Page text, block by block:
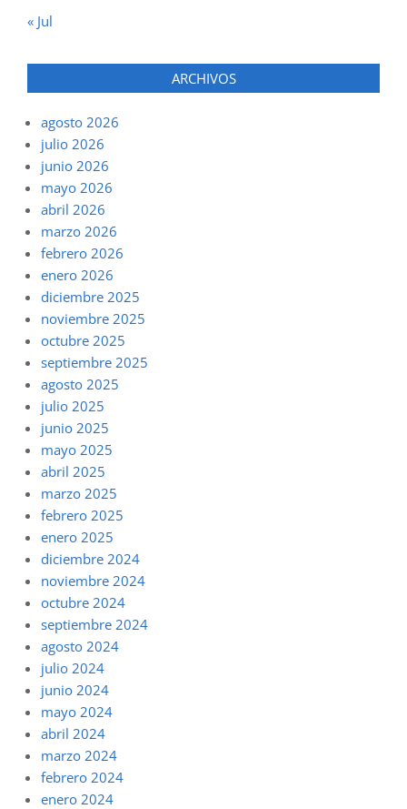
« Jul
ARCHIVOS
agosto 2026
julio 2026
junio 2026
mayo 2026
abril 2026
marzo 2026
febrero 2026
enero 2026
diciembre 2025
noviembre 2025
octubre 2025
septiembre 2025
agosto 2025
julio 2025
junio 2025
mayo 2025
abril 2025
marzo 2025
febrero 2025
enero 2025
diciembre 2024
noviembre 2024
octubre 2024
septiembre 2024
agosto 2024
julio 2024
junio 2024
mayo 2024
abril 2024
marzo 2024
febrero 2024
enero 2024